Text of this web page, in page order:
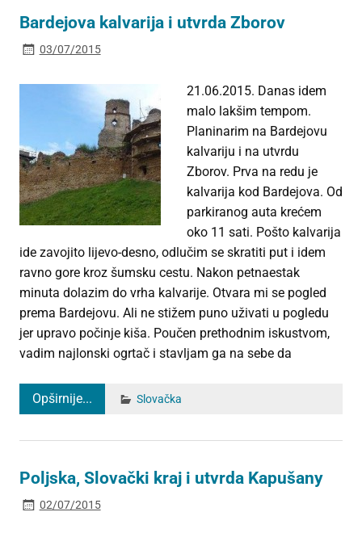
Bardejova kalvarija i utvrda Zborov
03/07/2015
21.06.2015. Danas idem
malo lakšim tempom.
Planinarim na Bardejovu
kalvariju i na utvrdu
Zborov. Prva na redu je
kalvarija kod Bardejova. Od
parkiranog auta krećem
oko 11 sati. Pošto kalvarija
ide zavojito lijevo-desno, odlučim se skratiti put i idem
ravno gore kroz šumsku cestu. Nakon petnaestak
minuta dolazim do vrha kalvarije. Otvara mi se pogled
prema Bardejovu. Ali ne stižem puno uživati u pogledu
jer upravo počinje kiša. Poučen prethodnim iskustvom,
vadim najlonski ogrtač i stavljam ga na sebe da
Opširnije... Slovačka
Poljska, Slovački kraj i utvrda Kapušany
02/07/2015